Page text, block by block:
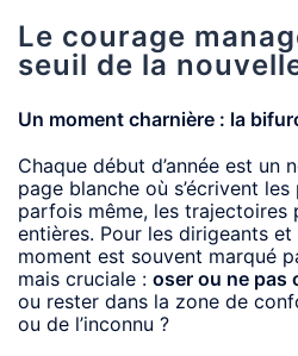
Le courage
seuil de la
Un moment charnière : la
Chaque début d’année est un
page blanche où s’écrivent
parfois même, les trajectoires
entières. Pour les dirigeants et
moment est souvent marqué
mais cruciale : oser ou ne pas
ou rester dans la zone de
ou de l’inconnu ?